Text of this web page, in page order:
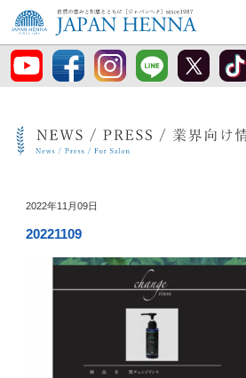
2022年11月09日
20221109